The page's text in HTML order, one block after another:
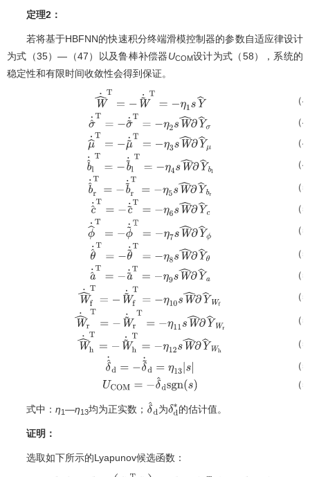
≤ δd
定理2：
若将基于HBFNN的快速积分终端滑模控制器的参数自适应律设计
为式（35）—（47）以及鲁棒补偿器UCOM设计为式（58），系统的
稳定性和有限时间收敛性会得到保证。
W^ ˙T =− ~˙T=−η1sY
（
σ ^˙T= σ~ T=−η2sW^∂Y （
μ ^˙T= μ~˙ T=−η3 sW^∂Y （
b^ ˙lT=− b~˙ T=−η4 sW^∂ Y
（
b ^˙rT= b~ ˙rT=−η5sW^∂Y
（
c^˙T= c~˙ T=−η6 sW^∂ Y （
ϕ ^˙T= ϕ~˙ T=−η7 sW^∂Y
（
θ ^˙T= θ~ T=−η8sW^∂Y
（
a ^˙T= a~ T=−η9sW^∂Y （
W^ ˙fT=−W~˙ fT=−η10sW ^ ∂Y^
（
W^˙ rT =−W ˙rT=−η11sW^∂Y^W
（
W^ ˙h T=− W~ ˙hT=−η 12sW ^∂Y
（
δ ^˙d=− δ~ ˙d=η 13 （
UCO M=−δ^dsgn( （
式中： η1—η13均为正实数； δ^d
为 δd∗
的估计值。
证明：
选取如下所示的Lyapunov候选函数：